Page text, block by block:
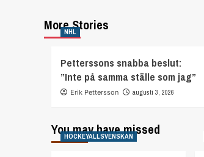
More Stories
NHL
Petterssons snabba beslut:
”Inte på samma ställe som jag”
Erik Pettersson augusti 3, 2026
You may have missed
HOCKEYALLSVENSKAN